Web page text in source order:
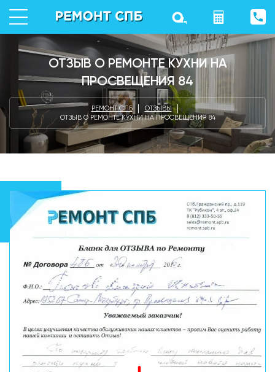
ОТЗЫВ О РЕМОНТЕ КУХНИ НА
ПРОСВЕЩЕНИЯ 84
РЕМОНТ СПБ
ОТЗЫВЫ
ОТЗЫВ О РЕМОНТЕ КУХНИ НА ПРОСВЕЩЕНИЯ 84